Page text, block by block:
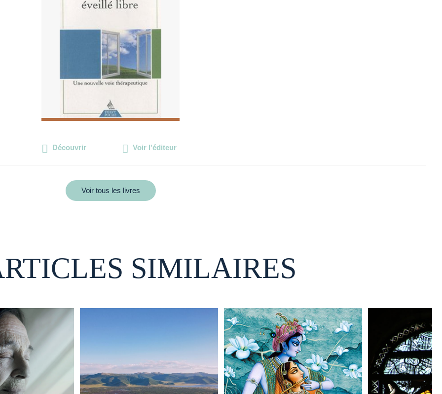
Découvrir Voir l'éditeur
Voir tous les livres
SIMILAIRES